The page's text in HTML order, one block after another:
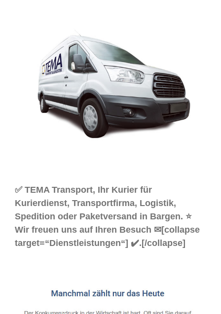
✅ TEMA Transport, Ihr Kurier für
Kurierdienst, Transportfirma, Logistik,
Spedition oder Paketversand in Bargen. ⭐
Wir freuen uns auf Ihren Besuch ✉[collapse
target=“Dienstleistungen“] ✔️.[/collapse]